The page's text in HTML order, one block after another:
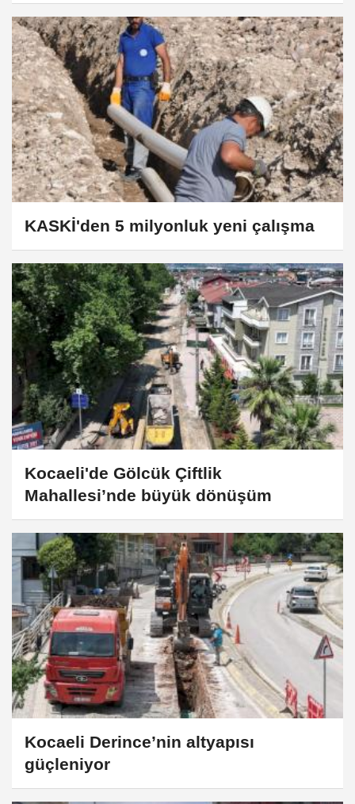
KASKİ'den 5 milyonluk yeni çalışma
Kocaeli'de Gölcük Çiftlik
Mahallesi’nde büyük dönüşüm
Kocaeli Derince’nin altyapısı
güçleniyor